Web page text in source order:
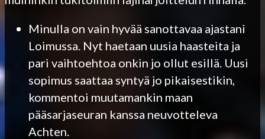
Minulla on vain hyvää sanottavaa ajastani
Loimussa. Nyt haetaan uusia haasteita ja
pari vaihtoehtoa onkin jo ollut esillä. Uusi
sopimus saattaa syntyä jo pikaisestikin,
kommentoi muutamankin maan
pääsarjaseuran kanssa neuvotteleva
Achten.